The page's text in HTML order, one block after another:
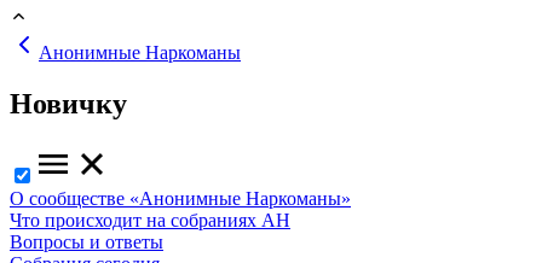
Анонимные Наркоманы
Новичку
О сообществе «Анонимные Наркоманы»
Что происходит на собраниях АН
Вопросы и ответы